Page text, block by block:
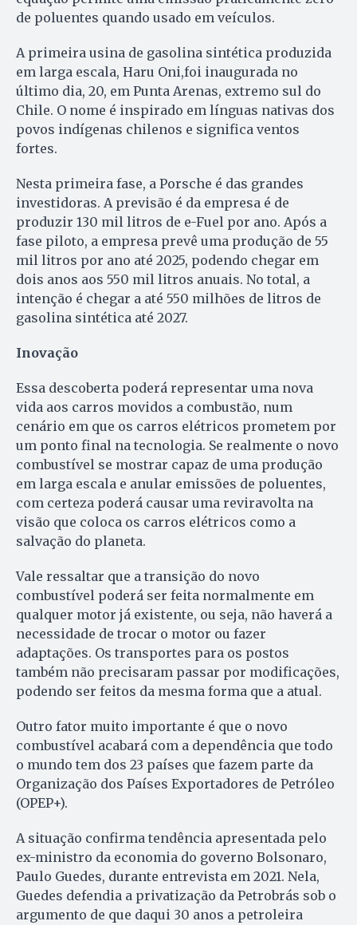
de poluentes quando usado em veículos.
A primeira usina de gasolina sintética produzida
em larga escala, Haru Oni,foi inaugurada no
último dia, 20, em Punta Arenas, extremo sul do
Chile. O nome é inspirado em línguas nativas dos
povos indígenas chilenos e significa ventos
fortes.
Nesta primeira fase, a Porsche é das grandes
investidoras. A previsão é da empresa é de
produzir 130 mil litros de e-Fuel por ano. Após a
fase piloto, a empresa prevê uma produção de 55
mil litros por ano até 2025, podendo chegar em
dois anos aos 550 mil litros anuais. No total, a
intenção é chegar a até 550 milhões de litros de
gasolina sintética até 2027.
Inovação
Essa descoberta poderá representar uma nova
vida aos carros movidos a combustão, num
cenário em que os carros elétricos prometem por
um ponto final na tecnologia. Se realmente o novo
combustível se mostrar capaz de uma produção
em larga escala e anular emissões de poluentes,
com certeza poderá causar uma reviravolta na
visão que coloca os carros elétricos como a
salvação do planeta.
Vale ressaltar que a transição do novo
combustível poderá ser feita normalmente em
qualquer motor já existente, ou seja, não haverá a
necessidade de trocar o motor ou fazer
adaptações. Os transportes para os postos
também não precisaram passar por modificações,
podendo ser feitos da mesma forma que a atual.
Outro fator muito importante é que o novo
combustível acabará com a dependência que todo
o mundo tem dos 23 países que fazem parte da
Organização dos Países Exportadores de Petróleo
(OPEP+).
A situação confirma tendência apresentada pelo
ex-ministro da economia do governo Bolsonaro,
Paulo Guedes, durante entrevista em 2021. Nela,
Guedes defendia a privatização da Petrobrás sob o
argumento de que daqui 30 anos a petroleira